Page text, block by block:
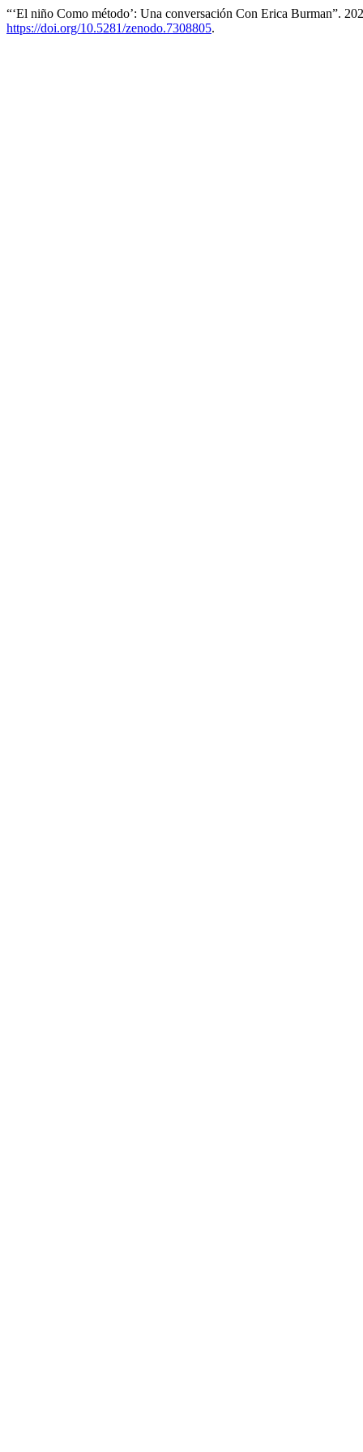
“‘El niño Como método’: Una conversación Con Erica Burman”.
https://doi.org/10.5281/zenodo.7308805.